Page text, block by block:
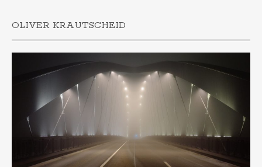
OLIVER KRAUTSCHEID